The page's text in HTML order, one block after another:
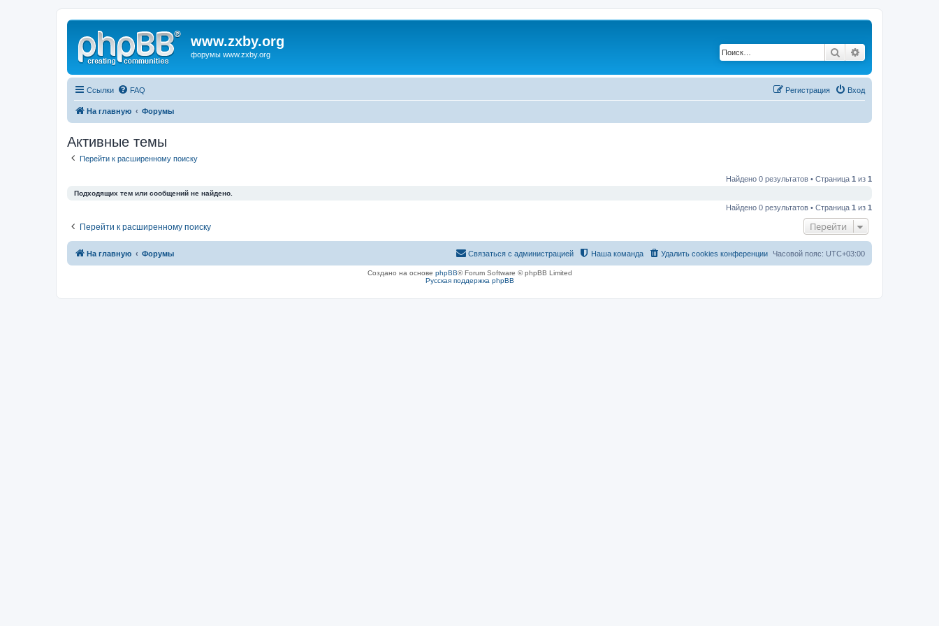
www.zxby.org
форумы www.zxby.org Поиск
Ссылки FAQ Вход
Регистрация
На главную Форумы
Активные темы
Перейти к расширенному поиску
Найдено 0 результатов • Страница 1 из 1
Подходящих тем или сообщений не найдено.
Найдено 0 результатов • Страница 1 из 1
Перейти к расширенному поиску Перейти
На главную Форумы Часовой пояс: UTC+03:00
Удалить cookies конференции
Наша команда
Связаться с администрацией
Создано на основе phpBB® Forum Software © phpBB Limited
Русская поддержка phpBB